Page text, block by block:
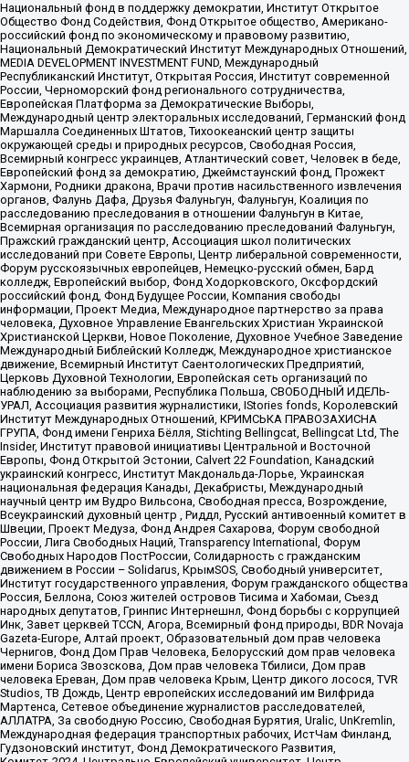
Национальный фонд в поддержку демократии, Институт Открытое
Общество Фонд Содействия, Фонд Открытое общество, Американо-
российский фонд по экономическому и правовому развитию,
Национальный Демократический Институт Международных Отношений,
MEDIA DEVELOPMENT INVESTMENT FUND, Международный
Республиканский Институт, Открытая Россия, Институт современной
России, Черноморский фонд регионального сотрудничества,
Европейская Платформа за Демократические Выборы,
Международный центр электоральных исследований, Германский фонд
Маршалла Соединенных Штатов, Тихоокеанский центр защиты
окружающей среды и природных ресурсов, Свободная Россия,
Всемирный конгресс украинцев, Атлантический совет, Человек в беде,
Европейский фонд за демократию, Джеймстаунский фонд, Прожект
Хармони, Родники дракона, Врачи против насильственного извлечения
органов, Фалунь Дафа, Друзья Фалуньгун, Фалуньгун, Коалиция по
расследованию преследования в отношении Фалуньгун в Китае,
Всемирная организация по расследованию преследований Фалуньгун,
Пражский гражданский центр, Ассоциация школ политических
исследований при Совете Европы, Центр либеральной современности,
Форум русскоязычных европейцев, Немецко-русский обмен, Бард
колледж, Европейский выбор, Фонд Ходорковского, Оксфордский
российский фонд, Фонд Будущее России, Компания свободы
информации, Проект Медиа, Международное партнерство за права
человека, Духовное Управление Евангельских Христиан Украинской
Христианской Церкви, Новое Поколение, Духовное Учебное Заведение
Международный Библейский Колледж, Международное христианское
движение, Всемирный Институт Саентологических Предприятий,
Церковь Духовной Технологии, Европейская сеть организаций по
наблюдению за выборами, Республика Польша, СВОБОДНЫЙ ИДЕЛЬ-
УРАЛ, Ассоциация развития журналистики, IStories fonds, Королевский
Институт Международных Отношений, КРИМСЬКА ПРАВОЗАХИСНА
ГРУПА, Фонд имени Генриха Бёлля, Stichting Bellingcat, Bellingcat Ltd, The
Insider, Институт правовой инициативы Центральной и Восточной
Европы, Фонд Открытой Эстонии, Calvert 22 Foundation, Канадский
украинский конгресс, Институт Макдональда-Лорье, Украинская
национальная федерация Канады, Декабристы, Международный
научный центр им Вудро Вильсона, Свободная пресса, Возрождение,
Всеукраинский духовный центр , Риддл, Русский антивоенный комитет в
Швеции, Проект Медуза, Фонд Андрея Сахарова, Форум свободной
России, Лига Свободных Наций, Transparеncy International, Форум
Свободных Народов ПостРоссии, Солидарность с гражданским
движением в России – Solidarus, КрымSOS, Свободный университет,
Институт государственного управления, Форум гражданского общества
Россия, Беллона, Союз жителей островов Тисима и Хабомаи, Съезд
народных депутатов, Гринпис Интернешнл, Фонд борьбы с коррупцией
Инк, Завет церквей TCCN, Агора, Всемирный фонд природы, BDR Novaja
Gazeta-Europe, Алтай проект, Образовательный дом прав человека
Чернигов, Фонд Дом Прав Человека, Белорусский дом прав человека
имени Бориса Звозскова, Дом прав человека Тбилиси, Дом прав
человека Ереван, Дом прав человека Крым, Центр дикого лосося, TVR
Studios, ТВ Дождь, Центр европейских исследований им Вилфрида
Мартенса, Сетевое объединение журналистов расследователей,
АЛЛАТРА, За свободную Россию, Свободная Бурятия, Uralic, UnKremlin,
Международная федерация транспортных рабочих, ИстЧам Финланд,
Гудзоновский институт, Фонд Демократического Развития,